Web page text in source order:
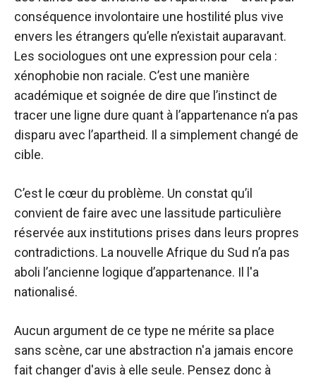
conséquence involontaire une hostilité plus vive
envers les étrangers qu’elle n’existait auparavant.
Les sociologues ont une expression pour cela :
xénophobie non raciale. C’est une manière
académique et soignée de dire que l’instinct de
tracer une ligne dure quant à l’appartenance n’a pas
disparu avec l’apartheid. Il a simplement changé de
cible.
C’est le cœur du problème. Un constat qu’il
convient de faire avec une lassitude particulière
réservée aux institutions prises dans leurs propres
contradictions. La nouvelle Afrique du Sud n’a pas
aboli l’ancienne logique d’appartenance. Il l'a
nationalisé.
Aucun argument de ce type ne mérite sa place
sans scène, car une abstraction n'a jamais encore
fait changer d'avis à elle seule. Pensez donc à